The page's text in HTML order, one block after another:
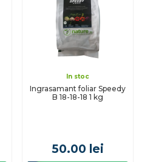
In stoc
Ingrasamant foliar Speedy
B 18-18-18 1 kg
50.00 lei